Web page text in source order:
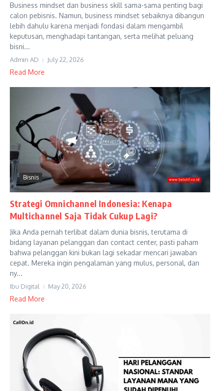
Business mindset dan business skill sama-sama penting bagi
calon pebisnis. Namun, business mindset sebaiknya dibangun
lebih dahulu karena menjadi fondasi dalam mengambil
keputusan, menghadapi tantangan, serta melihat peluang
bisni...
Admin AD July 22, 2026
Read More
Bisnis
Strategi Omnichannel Indonesia: Kenapa
Multichannel Saja Tidak Cukup Lagi?
Jika Anda pernah terlibat dalam dunia bisnis, terutama di
bidang layanan pelanggan dan contact center, pasti paham
bahwa pelanggan kini bukan lagi sekadar mencari jawaban
cepat. Mereka ingin pengalaman yang mulus, personal, dan
ny...
Ibu Digital May 20, 2026
Read More